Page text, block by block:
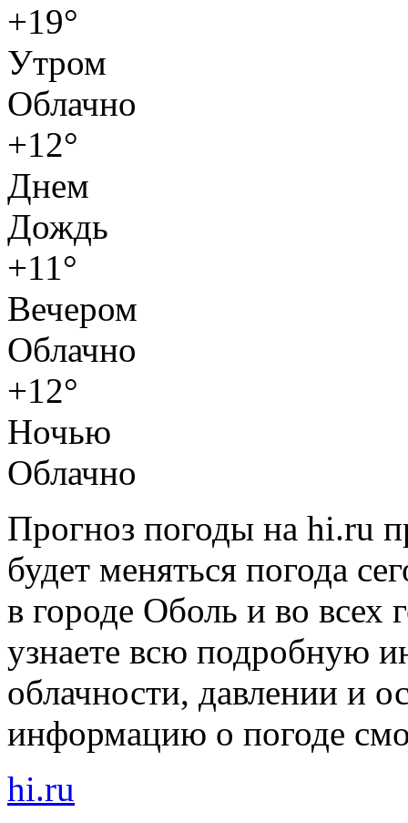
+19°
Утром
Облачно
+12°
Днем
Дождь
+11°
Вечером
Облачно
+12°
Ночью
Облачно
Прогноз погоды на hi.ru
будет меняться погода
в городе Оболь и во всех
узнаете всю подробную
облачности, давлении и
информацию о погоде
hi.ru